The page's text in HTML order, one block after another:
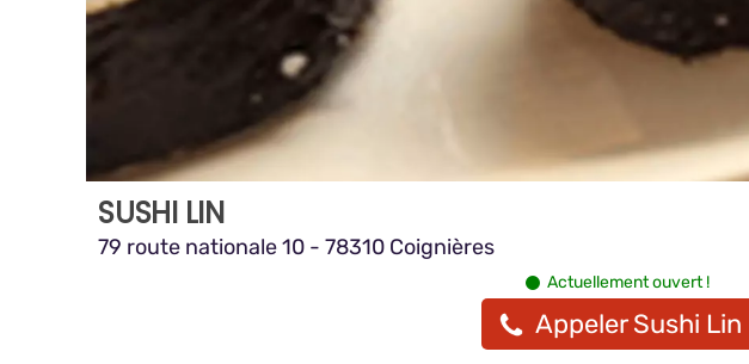
SUSHI LIN
79 route nationale 10 - 78310 Coignières
Actuellement ouvert !
Appeler Sushi Lin